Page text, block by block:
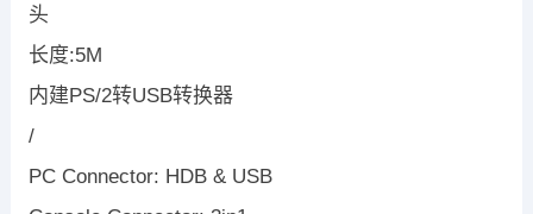
头
长度:5M
内建PS/2转USB转换器
/
PC Connector: HDB & USB